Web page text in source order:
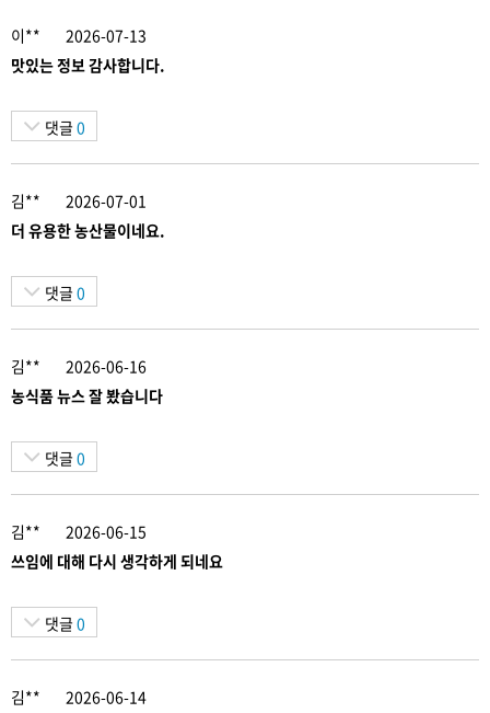
이**
2026-07-13
맛있는 정보 감사합니다.
댓글 0
김**
2026-07-01
더 유용한 농산물이네요.
댓글 0
김**
2026-06-16
농식품 뉴스 잘 봤습니다
댓글 0
김**
2026-06-15
쓰임에 대해 다시 생각하게 되네요
댓글 0
김**
2026-06-14